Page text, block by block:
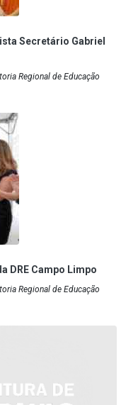
Secretário Gabriel
Regional de Educação
DRE Campo Limpo
Regional de Educação